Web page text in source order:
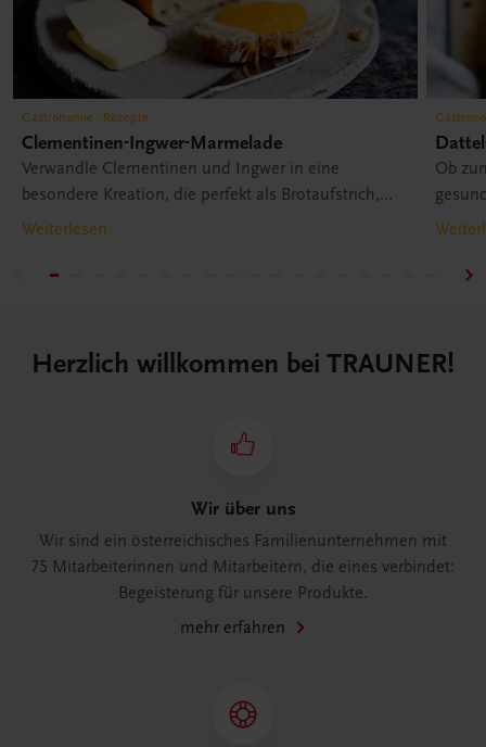
Gastronomie - Rezepte
Clementinen-Ingwer-Marmelade
Verwandle Clementinen und Ingwer in eine
besondere Kreation, die perfekt als Brotaufstrich,
Desserttopping oder zum Verfeinern von Gerichten
Weiterlesen
Ob
Herzlich willkommen bei TRAUNER!
Wir über uns
Wir sind ein österreichisches Familienunternehmen mit
75 Mitarbeiterinnen und Mitarbeitern, die eines verbindet:
Begeisterung für unsere Produkte.
mehr erfahren